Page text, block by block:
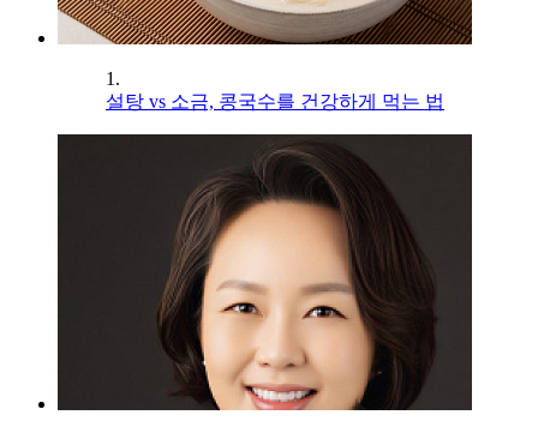
1.
설탕 vs 소금, 콩국수를 건강하게 먹는 법